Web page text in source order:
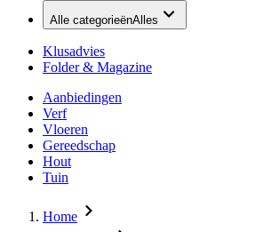
Alle categorieënAlles
Klusadvies
Folder & Magazine
Aanbiedingen
Verf
Vloeren
Gereedschap
Hout
Tuin
Home